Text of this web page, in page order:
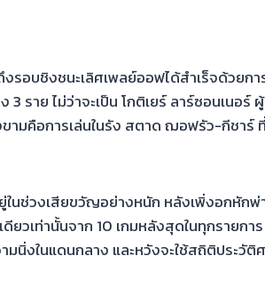
รอบชิงชนะเลิศเพลย์ออฟได้สำเร็จด้วยก
ราย ไม่ว่าจะเป็น โกติเยร์ ลาร์ซอนเน
มคือการเล่นในรัง สตาด ฌอฟรัว-กีชาร์
นช่วงเสียขวัญอย่างหนัก หลังเพิ่งอกหักพ่
เท่านั้นจาก 10 เกมหลังสุดในทุกรายกา
งในแดนกลาง และหวังจะใช้สถิติประวั